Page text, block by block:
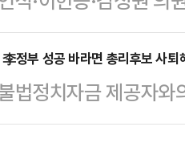
대…
서울·인천·경기, 서
상) ▲강원 내륙·산
▲광주·전남
원내사령탑 자리를
파를 기반으로 한 만
나온다. 이와 함께
회 시기 등에 큰 영향
정부 성공 바라면 총리후보 사퇴
법정치자금 제공자
를 향해 "항간에 '전